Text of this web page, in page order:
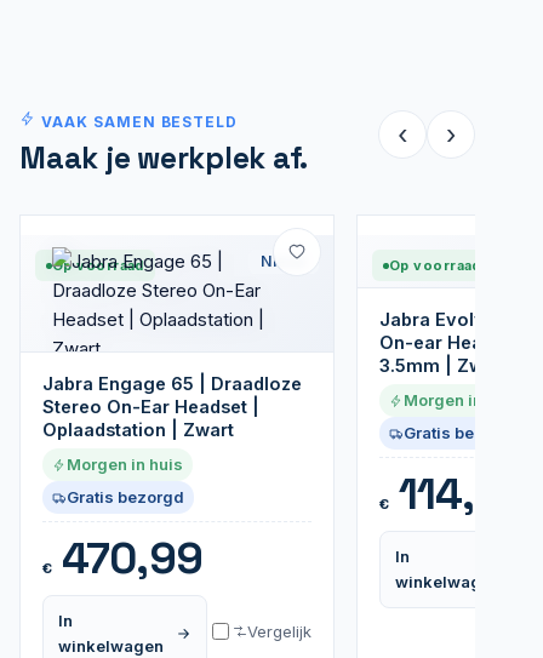
VAAK SAMEN BESTELD
Maak je werkplek af.
‹ ›
Op voorraad Nieuw
Jabra Engage 65 | Draadloze
Stereo On-Ear Headset |
Oplaadstation | Zwart
Morgen in huis
Gratis bezorgd
€470,99
In
winkelwagen
Vergelijk
Op voorraad
Jabra Evolve 30
On-ear Headset |
3.5mm | Zwart
Morgen in huis
Gratis bezorgd
€114,99
In
winkelwagen